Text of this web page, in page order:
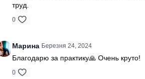
труд.
0
Марина Березня 24, 2024
Благодарю за практику🙏 Очень круто!
0